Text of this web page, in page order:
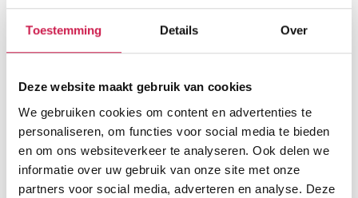
Toestemming Details Over
Deze website maakt gebruik van cookies
We gebruiken cookies om content en advertenties te
personaliseren, om functies voor social media te bieden
en om ons websiteverkeer te analyseren. Ook delen we
informatie over uw gebruik van onze site met onze
partners voor social media, adverteren en analyse. Deze